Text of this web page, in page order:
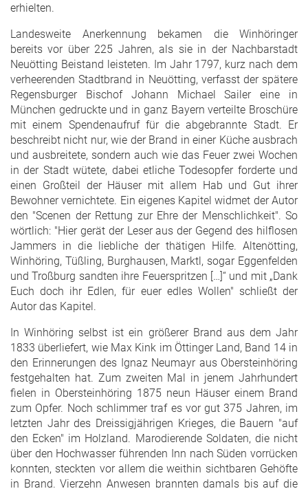
erhielten.
Landesweite Anerkennung bekamen die Winhöringer
bereits vor über 225 Jahren, als sie in der Nachbarstadt
Neuötting Beistand leisteten. Im Jahr 1797, kurz nach dem
verheerenden Stadtbrand in Neuötting, verfasst der spätere
Regensburger Bischof Johann Michael Sailer eine in
München gedruckte und in ganz Bayern verteilte Broschüre
mit einem Spendenaufruf für die abgebrannte Stadt. Er
beschreibt nicht nur, wie der Brand in einer Küche ausbrach
und ausbreitete, sondern auch wie das Feuer zwei Wochen
in der Stadt wütete, dabei etliche Todesopfer forderte und
einen Großteil der Häuser mit allem Hab und Gut ihrer
Bewohner vernichtete. Ein eigenes Kapitel widmet der Autor
den "Scenen der Rettung zur Ehre der Menschlichkeit". So
wörtlich: "Hier gerät der Leser aus der Gegend des hilflosen
Jammers in die liebliche der thätigen Hilfe. Altenötting,
Winhöring, Tüßling, Burghausen, Marktl, sogar Eggenfelden
und Troßburg sandten ihre Feuerspritzen […]“ und mit „Dank
Euch doch ihr Edlen, für euer edles Wollen" schließt der
Autor das Kapitel.
In Winhöring selbst ist ein größerer Brand aus dem Jahr
1833 überliefert, wie Max Kink im Öttinger Land, Band 14 in
den Erinnerungen des Ignaz Neumayr aus Obersteinhöring
festgehalten hat. Zum zweiten Mal in jenem Jahrhundert
fielen in Obersteinhöring 1875 neun Häuser einem Brand
zum Opfer. Noch schlimmer traf es vor gut 375 Jahren, im
letzten Jahr des Dreissigjährigen Krieges, die Bauern "auf
den Ecken" im Holzland. Marodierende Soldaten, die nicht
über den Hochwasser führenden Inn nach Süden vorrücken
konnten, steckten vor allem die weithin sichtbaren Gehöfte
in Brand. Vierzehn Anwesen brannten damals bis auf die